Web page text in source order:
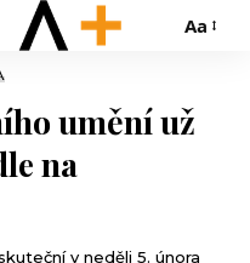
Aa
umění už
na
v neděli 5. února